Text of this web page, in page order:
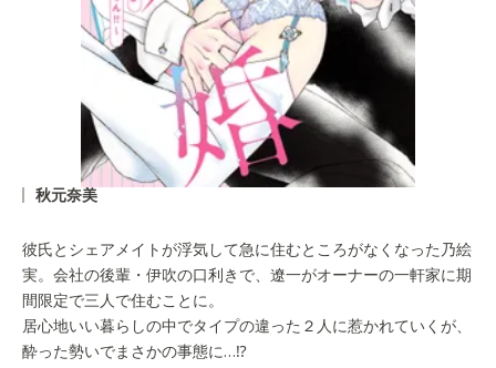
秋元奈美
彼氏とシェアメイトが浮気して急に住むところがなくなった乃絵
実。会社の後輩・伊吹の口利きで、遼一がオーナーの一軒家に期
間限定で三人で住むことに。
居心地いい暮らしの中でタイプの違った２人に惹かれていくが、
酔った勢いでまさかの事態に…⁉